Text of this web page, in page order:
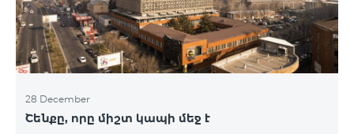
28 December
Շենքը, որը միշտ կապի մեջ է